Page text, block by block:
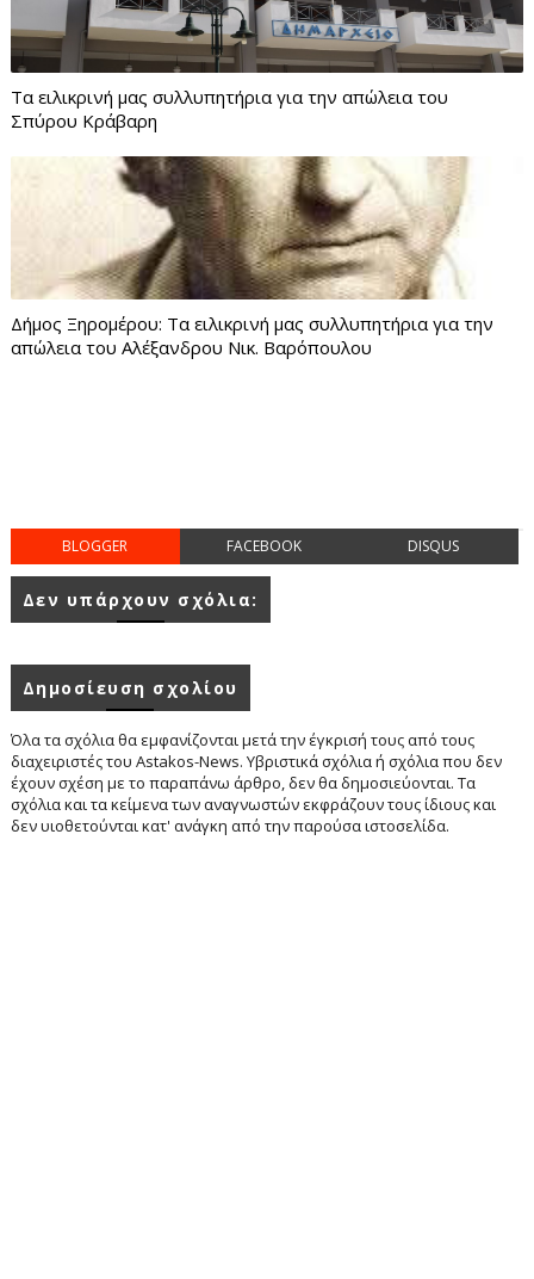
Τα ειλικρινή μας συλλυπητήρια για την απώλεια του
Σπύρου Κράβαρη
Δήμος Ξηρομέρου: Τα ειλικρινή μας συλλυπητήρια για την
απώλεια του Αλέξανδρου Νικ. Βαρόπουλου
BLOGGER FACEBOOK DISQUS
Δεν υπάρχουν σχόλια:
Δημοσίευση σχολίου
Όλα τα σχόλια θα εμφανίζονται μετά την έγκρισή τους από τους
διαχειριστές του Astakos-News. Υβριστικά σχόλια ή σχόλια που δεν
έχουν σχέση με το παραπάνω άρθρο, δεν θα δημοσιεύονται. Τα
σχόλια και τα κείμενα των αναγνωστών εκφράζουν τους ίδιους και
δεν υιοθετούνται κατ' ανάγκη από την παρούσα ιστοσελίδα.